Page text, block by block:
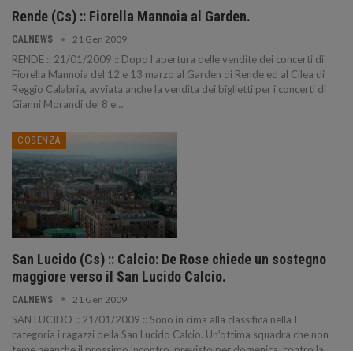
Rende (Cs) :: Fiorella Mannoia al Garden.
CALNEWS 21 Gen 2009
RENDE :: 21/01/2009 :: Dopo l'apertura delle vendite dei concerti di
Fiorella Mannoia del 12 e 13 marzo al Garden di Rende ed al Cilea di
Reggio Calabria, avviata anche la vendita dei biglietti per i concerti di
Gianni Morandi del 8 e…
COSENZA
San Lucido (Cs) :: Calcio: De Rose chiede un sostegno
maggiore verso il San Lucido Calcio.
CALNEWS 21 Gen 2009
SAN LUCIDO :: 21/01/2009 :: Sono in cima alla classifica nella I
categoria i ragazzi della San Lucido Calcio. Un’ottima squadra che non